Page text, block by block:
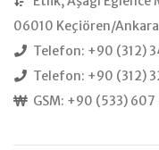
06010 Keçiören/Ankara
Telefon: +90 (312)
Telefon: +90 (312)
GSM: +90 (533) 607